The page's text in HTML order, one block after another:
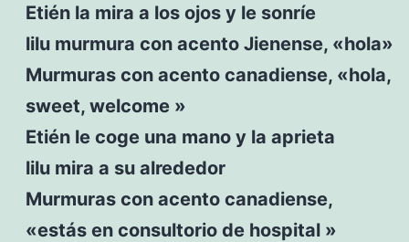
Etién la mira a los ojos y le sonríe
lilu murmura con acento Jienense, «hola»
Murmuras con acento canadiense, «hola,
sweet, welcome »
Etién le coge una mano y la aprieta
lilu mira a su alrededor
Murmuras con acento canadiense,
«estás en consultorio de hospital »